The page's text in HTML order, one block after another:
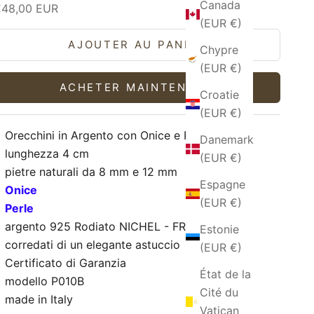
Canada
(EUR €)
Chypre
(EUR €)
Croatie
(EUR €)
Danemark
(EUR €)
Espagne
(EUR €)
Estonie
(EUR €)
État de la
Cité du
Vatican
de vente
EUR
AJOUTER AU PANIER
ACHETER MAINTENANT
Orecchini in Argento con Onice e Perle
lunghezza 4 cm
pietre naturali da 8 mm e 12 mm
Onice
Perle
argento 925 Rodiato NICHEL - FREE
corredati di un elegante astuccio
Certificato di Garanzia
modello P010B
made in Italy